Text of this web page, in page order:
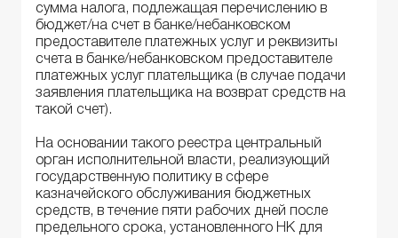
сумма налога, подлежащая перечислению в
бюджет/на счет в банке/небанковском
предоставителе платежных услуг и реквизиты
счета в банке/небанковском предоставителе
платежных услуг плательщика (в случае подачи
заявления плательщика на возврат средств на
такой счет).
На основании такого реестра центральный
орган исполнительной власти, реализующий
государственную политику в сфере
казначейского обслуживания бюджетных
средств, в течение пяти рабочих дней после
предельного срока, установленного НК для